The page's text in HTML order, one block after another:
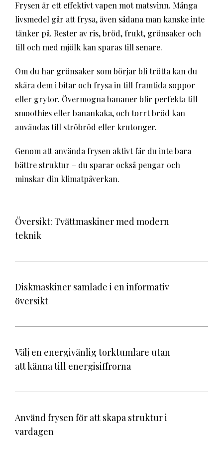
Frysen är ett effektivt vapen mot matsvinn. Många
livsmedel går att frysa, även sådana man kanske inte
tänker på. Rester av ris, bröd, frukt, grönsaker och
till och med mjölk kan sparas till senare.
Om du har grönsaker som börjar bli trötta kan du
skära dem i bitar och frysa in till framtida soppor
eller grytor. Övermogna bananer blir perfekta till
smoothies eller banankaka, och torrt bröd kan
användas till ströbröd eller krutonger.
Genom att använda frysen aktivt får du inte bara
bättre struktur – du sparar också pengar och
minskar din klimatpåverkan.
Översikt: Tvättmaskiner med modern
teknik
Diskmaskiner samlade i en informativ
översikt
Välj en energivänlig torktumlare utan
att känna till energisiffrorna
Använd frysen för att skapa struktur i
vardagen